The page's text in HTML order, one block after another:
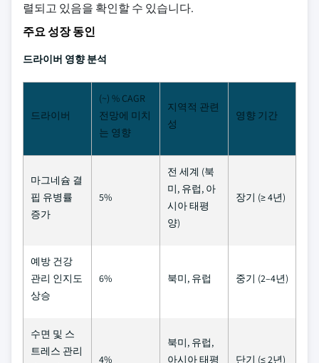
렬되고 있음을 확인할 수 있습니다.
주요 성장 동인
드라이버 영향 분석
드라이버
(~) % CAGR
전망에 미치
는 영향
지역적 관련
성
영향 기간
마그네슘 결
핍 유병률
증가
5%
전 세계 (북
미, 유럽, 아
시아 태평
양)
장기 (≥ 4년)
예방 건강
관리 인지도
상승
6% 북미, 유럽 중기 (2–4년)
수면 및 스
트레스 관리
4%
북미, 유럽,
아시아 태평
단기 (≤ 2년)